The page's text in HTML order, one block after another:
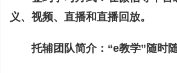
义、视频、直播和直播回放。
托辅团队简介：“e教学”随时